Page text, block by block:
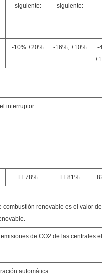
siguiente:
siguiente:
-10% +20% -16%, +10%
-
interruptor
El 78% El 81%
combustión renovable es el valor
de CO2 de las centrales
automática